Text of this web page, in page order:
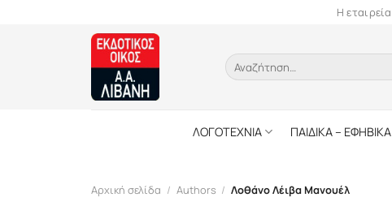
Η εταιρεία
Αναζήτηση
για:
ΛΟΓΟΤΕΧΝΙΑ ΠΑΙΔΙΚΑ – ΕΦΗΒΙΚΑ
Αρχική σελίδα / Authors / Λοθάνο Λέιβα Μανουέλ